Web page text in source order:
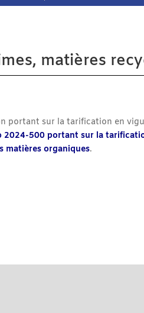
matières
portant sur la tarification en
2024-500 portant sur la
matières organiques.